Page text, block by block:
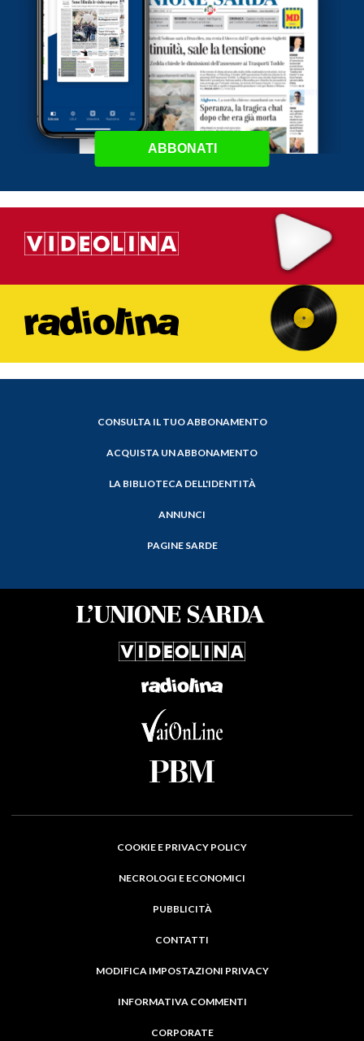
ABBONATI
CONSULTA IL TUO ABBONAMENTO
ACQUISTA UN ABBONAMENTO
LA BIBLIOTECA DELL'IDENTITÀ
ANNUNCI
PAGINE SARDE
COOKIE E PRIVACY POLICY
NECROLOGI E ECONOMICI
PUBBLICITÀ
CONTATTI
MODIFICA IMPOSTAZIONI PRIVACY
INFORMATIVA COMMENTI
CORPORATE